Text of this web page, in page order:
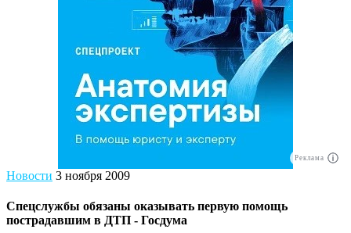
Реклама
Новости 3 ноября 2009
Спецслужбы обязаны оказывать первую помощь
пострадавшим в ДТП - Госдума